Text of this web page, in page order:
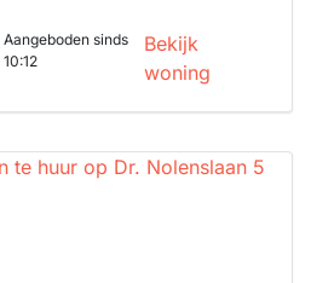
Aangeboden sinds
10:12
Bekijk
woning